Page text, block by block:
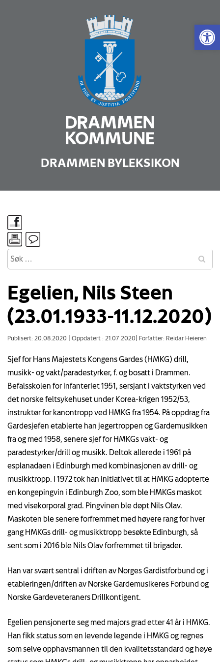
Vis
DRAMMEN BYLEKSIKON
Egelien, Nils Steen
(23.01.1933-11.12.2020)
Publisert: 20.08.2020 Oppdatert : 21.07.2020 Forfatter: Reidar Heieren
Sjef for Hans Majestets Kongens Gardes (HMKG) drill,
musikk- og vakt/paradestyrker, f. og bosatt i Drammen.
Befalsskolen for infanteriet 1951, sersjant i vaktstyrken ved
det norske feltsykehuset under Korea-krigen 1952/53,
instruktør for kanontropp ved HMKG fra 1954. På oppdrag fra
Gardesjefen etablerte han jegertroppen og Gardemusikken
fra og med 1958, senere sjef for HMKGs vakt- og
paradestyrker/drill og musikk. Deltok allerede i 1961 på
esplanadaen i Edinburgh med kombinasjonen av drill- og
musikktropp. I 1972 tok han initiativet til at HMKG adopterte
en kongepingvin i Edinburgh Zoo, som ble HMKGs maskot
med visekorporal grad. Pingvinen ble døpt Nils Olav.
Maskoten ble senere forfremmet med høyere rang for hver
gang HMKGs drill- og musikktropp besøkte Edinburgh, så
sent som i 2016 ble Nils Olav forfremmet til brigader.
Han var svært sentral i driften av Norges Gardistforbund og i
etableringen/driften av Norske Gardemusikeres Forbund og
Norske Gardeveteraners Drillkontigent.
Egelien pensjonerte seg med majors grad etter 41 år i HMKG.
Han fikk status som en levende legende i HMKG og regnes
som selve opphavsmannen til den kvalitetsstandard og høye